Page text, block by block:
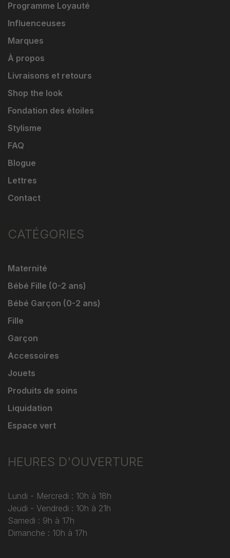
Programme Loyauté
Influenceuses
Marques
À propos
Livraisons et retours
Shop the look
Fondation des étoiles
Stylisme
FAQ
Blogue
Lettres
Contact
CATÉGORIES
Maternité
Bébé Fille (0-2 ans)
Bébé Garçon (0-2 ans)
Fille
Garçon
Accessoires
Jouets
Produits de soins
Liquidation
Espace vert
HEURES D'OUVERTURE
Lundi - Mercredi : 10h à 18h
Jeudi - Vendredi : 10h à 21h
Samedi : 9h à 17h
Dimanche : 10h à 17h